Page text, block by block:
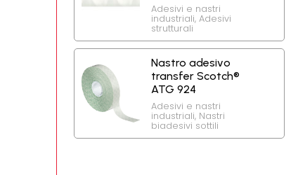
Adesivi e nastri
industriali,Adesivi
strutturali
Nastro adesivo
transfer Scotch®
ATG 924
Adesivi e nastri
industriali, Nastri
biadesivi sottili